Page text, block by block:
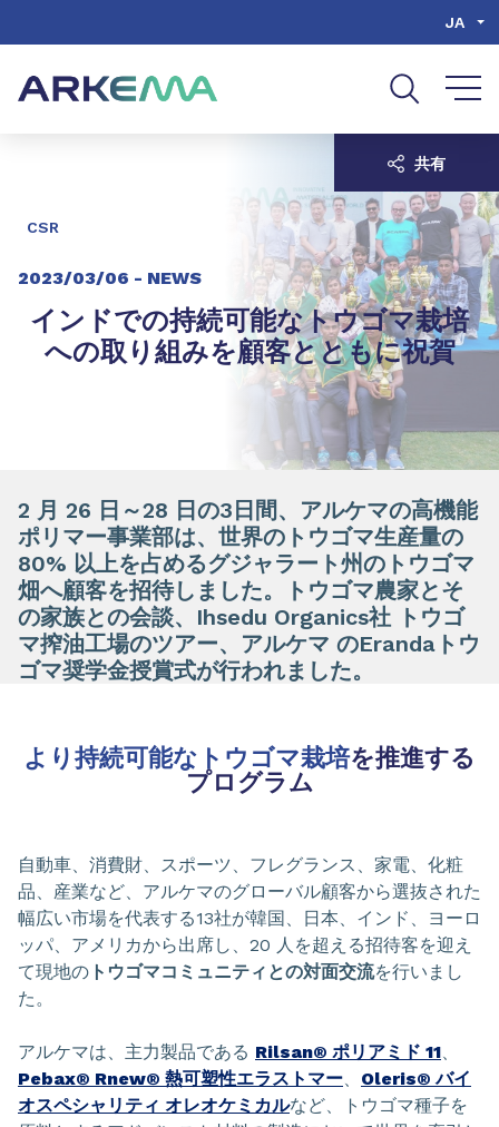
JA
CSR
2023/03/06 - NEWS
インドでの持続可能なトウゴマ栽培
への取り組みを顧客とともに祝賀
共有
2 月 26 日～28 日の3日間、アルケマの高機能
ポリマー事業部は、世界のトウゴマ生産量の
80% 以上を占めるグジャラート州のトウゴマ
畑へ顧客を招待しました。トウゴマ農家とそ
の家族との会談、Ihsedu Organics社 トウゴ
マ搾油工場のツアー、アルケマ のErandaトウ
ゴマ奨学金授賞式が行われました。
より持続可能なトウゴマ栽培を推進する
プログラム
自動車、消費財、スポーツ、フレグランス、家電、化粧
品、産業など、アルケマのグローバル顧客から選抜された
幅広い市場を代表する13社が韓国、日本、インド、ヨーロ
ッパ、アメリカから出席し、20 人を超える招待客を迎え
て現地の トウゴマコミュニティとの対面交流を行いまし
た。
アルケマは、主力製品である Rilsan® ポリアミド 11、
Pebax® Rnew® 熱可塑性エラストマー、 Oleris® バイ
オスペシャリティ オレオケミカルなど、トウゴマ種子を